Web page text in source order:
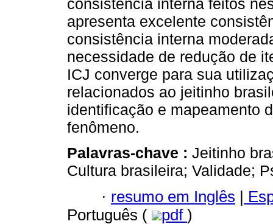
consistência interna feitos
apresenta excelente
consistência interna
necessidade de redução de
ICJ converge para sua
relacionados ao jeitinho
identificação e mapeamento
fenômeno.
Palavras-chave : Jeitinho
Cultura brasileira; Validade;
· resumo em Inglês |
Português (
pdf )